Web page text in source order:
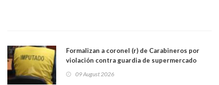
Formalizan a coronel (r) de Carabineros por
violación contra guardia de supermercado
09 August 2026